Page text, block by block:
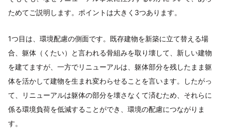
ためてご説明します。ポイントは大きく3つあります。
1つ目は、環境配慮の側面です。既存建物を新築に立て替える場
合、躯体（くたい）と言われる骨組みを取り壊して、新しい建物
を建てますが、一方でリニューアルは、躯体部分を残したまま躯
体を活かして建物を生まれ変わらせることを言います。したがっ
て、リニューアルは躯体の部分を壊さなくて済むため、それらに
係る環境負荷を低減することができ、環境の配慮につながりま
す。